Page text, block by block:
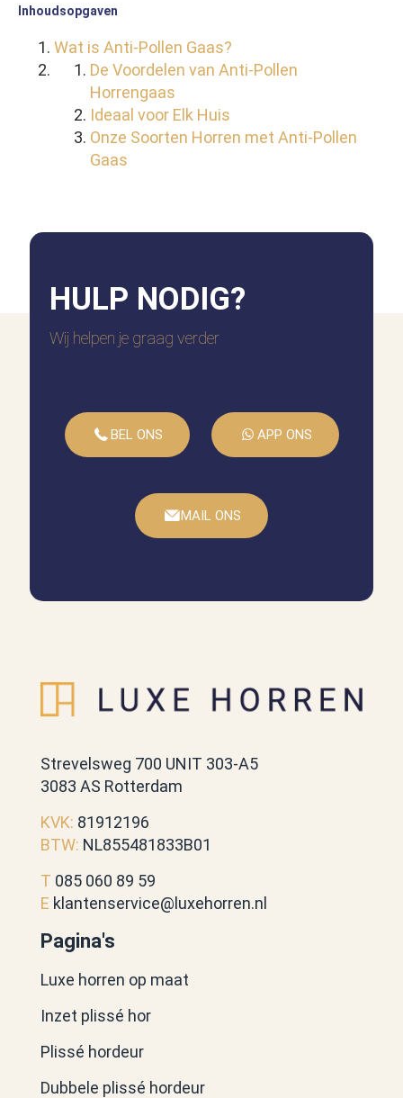
Inhoudsopgaven
Wat is Anti-Pollen Gaas?
De Voordelen van Anti-Pollen
Horrengaas
Ideaal voor Elk Huis
Onze Soorten Horren met Anti-Pollen
Gaas
HULP NODIG?
Wij helpen je graag verder
BEL ONS APP ONS
MAIL ONS
Strevelsweg 700 UNIT 303-A5
3083 AS Rotterdam
KVK: 81912196
BTW: NL855481833B01
T 085 060 89 59
E klantenservice@luxehorren.nl
Pagina's
Luxe horren op maat
Inzet plissé hor
Plissé hordeur
Dubbele plissé hordeur